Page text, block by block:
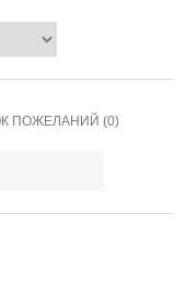
ПОЖЕЛАНИЙ (0)